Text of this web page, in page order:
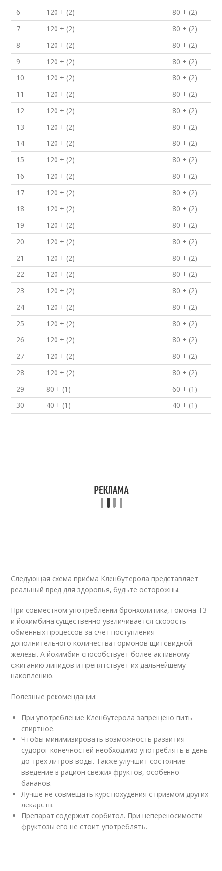
6
120 + (2)
80 + (2)
7
120 + (2)
80 + (2)
8
120 + (2)
80 + (2)
9
120 + (2)
80 + (2)
10
120 + (2)
80 + (2)
11
120 + (2)
80 + (2)
12
120 + (2)
80 + (2)
13
120 + (2)
80 + (2)
14
120 + (2)
80 + (2)
15
120 + (2)
80 + (2)
16
120 + (2)
80 + (2)
17
120 + (2)
80 + (2)
18
120 + (2)
80 + (2)
19
120 + (2)
80 + (2)
20
120 + (2)
80 + (2)
21
120 + (2)
80 + (2)
22
120 + (2)
80 + (2)
23
120 + (2)
80 + (2)
24
120 + (2)
80 + (2)
25
120 + (2)
80 + (2)
26
120 + (2)
80 + (2)
27
120 + (2)
80 + (2)
28
120 + (2)
80 + (2)
29
80 + (1)
60 + (1)
30
40 + (1) 40 + (1)
Следующая схема приёма Кленбутерола представляет
реальный вред для здоровья, будьте осторожны.
При совместном употреблении бронхолитика, гомона Т3
и йохимбина существенно увеличивается скорость
обменных процессов за счет поступления
дополнительного количества гормонов щитовидной
железы. А йохимбин способствует более активному
сжиганию липидов и препятствует их дальнейшему
накоплению.
Полезные рекомендации:
При употребление Кленбутерола запрещено пить
спиртное.
Чтобы минимизировать возможность развития
судорог конечностей необходимо употреблять в день
до трёх литров воды. Также улучшит состояние
введение в рацион свежих фруктов, особенно
бананов.
Лучше не совмещать курс похудения с приёмом других
лекарств.
Препарат содержит сорбитол. При непереносимости
фруктозы его не стоит употреблять.